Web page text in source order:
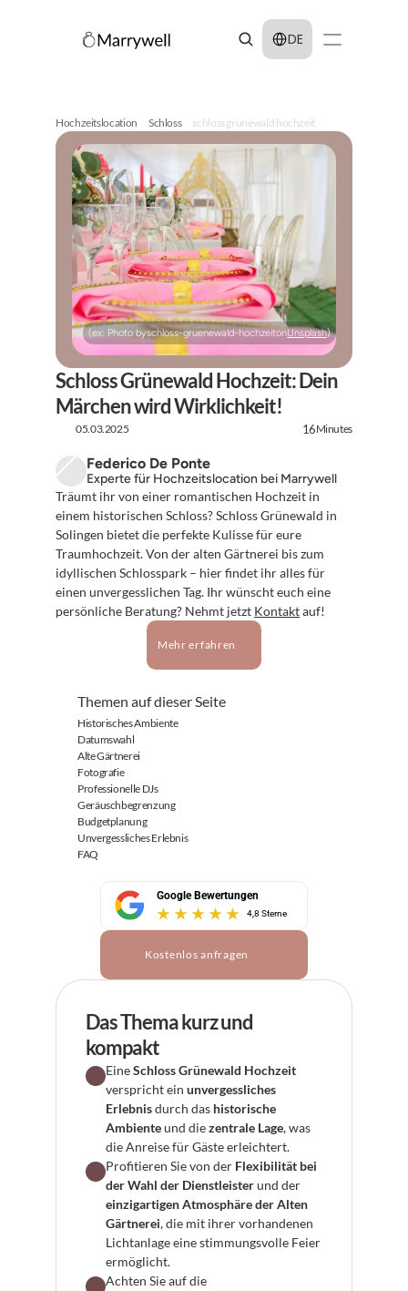
Select Language
DE
Hochzeitslocation Schloss schloss grünewald hochzeit
(ex: Photo byschloss-gruenewald-hochzeitonUnsplash)
Schloss Grünewald Hochzeit: Dein
Märchen wird Wirklichkeit!
05.03.2025 16Minutes
Federico De Ponte
Experte für Hochzeitslocation bei Marrywell
Träumt ihr von einer romantischen Hochzeit in
einem historischen Schloss? Schloss Grünewald in
Solingen bietet die perfekte Kulisse für eure
Traumhochzeit. Von der alten Gärtnerei bis zum
idyllischen Schlosspark – hier findet ihr alles für
einen unvergesslichen Tag. Ihr wünscht euch eine
persönliche Beratung? Nehmt jetzt Kontakt auf!
Mehr erfahren
Themen auf dieser Seite
Historisches Ambiente
Datumswahl
Alte Gärtnerei
Fotografie
Professionelle DJs
Geräuschbegrenzung
Budgetplanung
Unvergessliches Erlebnis
FAQ
Google Bewertungen
4,8 Sterne
Kostenlos anfragen
Das Thema kurz und
kompakt
Eine Schloss Grünewald Hochzeit
verspricht ein unvergessliches
Erlebnis durch das historische
Ambiente und die zentrale Lage, was
die Anreise für Gäste erleichtert.
Profitieren Sie von der Flexibilität bei
der Wahl der Dienstleister
einzigartigen Atmosphäre der Alten
Gärtnerei, die mit ihrer vorhandenen
Lichtanlage eine stimmungsvolle Feier
ermöglicht.